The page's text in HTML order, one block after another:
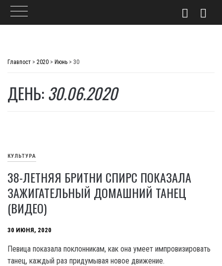
Главпост > 2020 > Июнь > 30
ДЕНЬ:30.06.2020
КУЛЬТУРА
38-ЛЕТНЯЯ БРИТНИ СПИРС ПОКАЗАЛА
ЗАЖИГАТЕЛЬНЫЙ ДОМАШНИЙ ТАНЕЦ
(ВИДЕО)
30 ИЮНЯ, 2020
Певица показала поклонникам, как она умеет импровизировать
танец, каждый раз придумывая новое движение.